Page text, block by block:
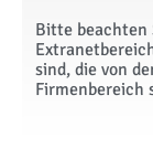
Bitte beachten
sind, die von
Firmenbereich